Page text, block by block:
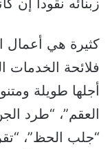
زبنائه نقودا إن
كثيرة هي أعمال
فلائحة الخدمات
أجلها طويلة
العقم”، “طرد
“جلب الحظ”،